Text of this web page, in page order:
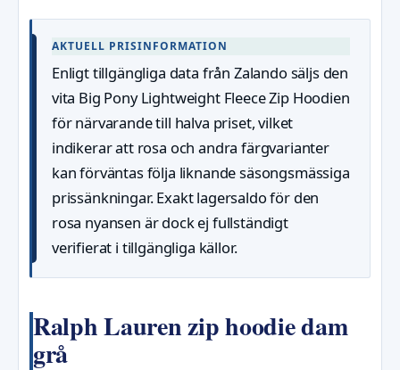
AKTUELL PRISINFORMATION
Enligt tillgängliga data från Zalando säljs den
vita Big Pony Lightweight Fleece Zip Hoodien
för närvarande till halva priset, vilket
indikerar att rosa och andra färgvarianter
kan förväntas följa liknande säsongsmässiga
prissänkningar. Exakt lagersaldo för den
rosa nyansen är dock ej fullständigt
verifierat i tillgängliga källor.
Ralph Lauren zip hoodie dam
grå